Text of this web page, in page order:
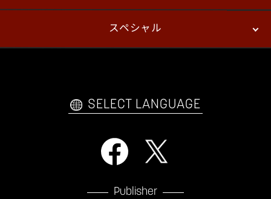
プレイヤーズ
スペシャル
自己紹介カードメーカー アーケード
SELECT LANGUAGE
Publisher